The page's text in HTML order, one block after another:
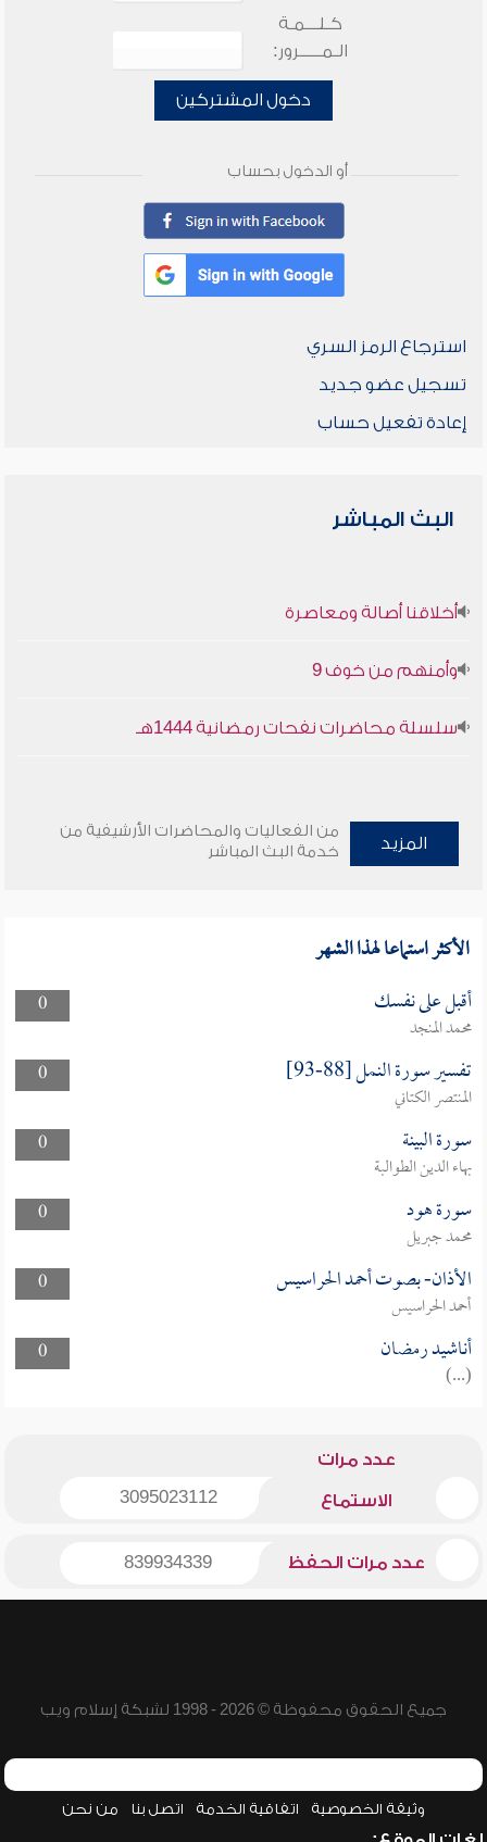
كـلـــمـة
الـمـــــرور:
دخول المشتركين
أو الدخول بحساب
استرجاع الرمز السري
تسجيل عضو جديد
إعادة تفعيل حساب
البث المباشر
أخلاقنا أصالة ومعاصرة
وأمنهم من خوف 9
سلسلة محاضرات نفحات رمضانية 1444هـ
المزيد
من الفعاليات والمحاضرات الأرشيفية من
خدمة البث المباشر
الأكثر استماعا لهذا الشهر
0 أقبل على نفسك
محمد المنجد
0
تفسير سورة النمل [88-93]
المنتصر الكتاني
0
سورة البينة
بهاء الدين الطوالبة
0
سورة هود
محمد جبريل
0
الأذان- بصوت أحمد الحراسيس
أحمد الحراسيس
0
أناشيد رمضان
(...)
عدد مرات
الاستماع 3095023112
عدد مرات الحفظ 839934339
جميع الحقوق محفوظة © 2026 - 1998 لشبكة إسلام ويب
وثيقة الخصوصية اتفاقية الخدمة اتصل بنا من نحن